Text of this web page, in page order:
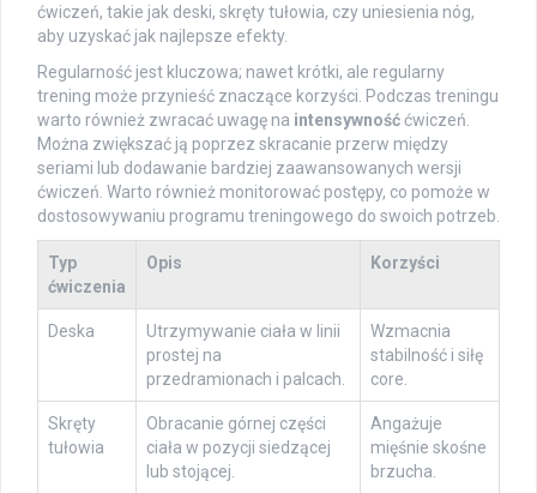
ćwiczeń, takie jak deski, skręty tułowia, czy uniesienia nóg,
aby uzyskać jak najlepsze efekty.
Regularność jest kluczowa; nawet krótki, ale regularny
trening może przynieść znaczące korzyści. Podczas treningu
warto również zwracać uwagę na intensywnośććwiczeń.
Można zwiększać ją poprzez skracanie przerw między
seriami lub dodawanie bardziej zaawansowanych wersji
ćwiczeń. Warto również monitorować postępy, co pomoże w
dostosowywaniu programu treningowego do swoich potrzeb.
Typ
ćwiczenia
Opis Korzyści
Deska
Utrzymywanie ciała w linii
prostej na
przedramionach i palcach.
Wzmacnia
stabilność i siłę
core.
Skręty
tułowia
Obracanie górnej części
ciała w pozycji siedzącej
lub stojącej.
Angażuje
mięśnie skośne
brzucha.